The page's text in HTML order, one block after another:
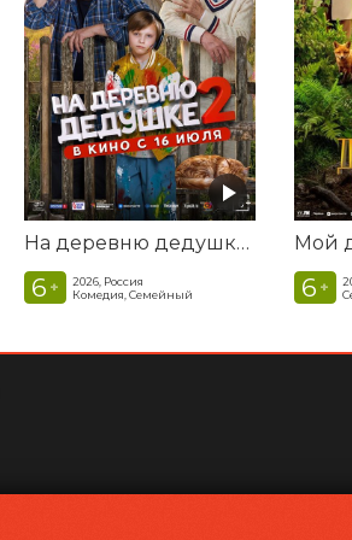
На деревню дедушке 2
6 +
2026, Россия
Комедия, Семейный
6 +